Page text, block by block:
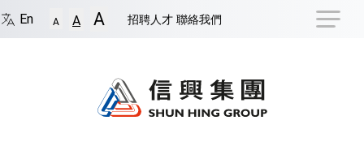
回到首頁 跳到捷徑選項 跳到主導航選單 跳至
En A A A 招聘人才 聯絡我們